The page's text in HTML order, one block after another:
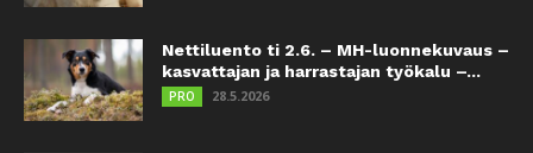
Nettiluento ti 2.6. – MH-luonnekuvaus –
kasvattajan ja harrastajan työkalu –...
PRO 28.5.2026